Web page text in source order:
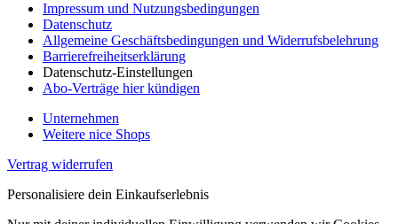
Impressum und Nutzungsbedingungen
Datenschutz
Allgemeine Geschäftsbedingungen und Widerrufsbelehrung
Barrierefreiheitserklärung
Datenschutz-Einstellungen
Abo-Verträge hier kündigen
Unternehmen
Weitere nice Shops
Vertrag widerrufen
Personalisiere dein Einkaufserlebnis